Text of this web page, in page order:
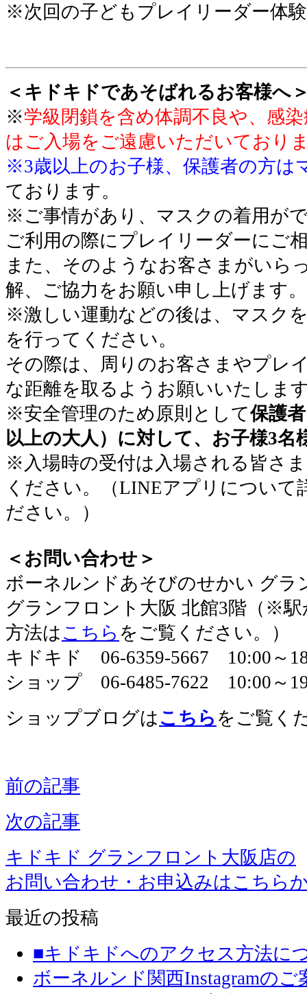
※次回の子どもプレイリーダー体
＜キドキドであそばれるお客様へ
※学級閉鎖を含め体調不良や、感
はご入場をご遠慮いただいており
※3歳以上のお子様、保護者の方は
ております。
※ご事情があり、マスクの着用が
ご利用の際にプレイリーダーにご
また、そのようなお客さまがいら
解、ご協力をお願い申し上げます。
※激しい運動などの後は、マスク
を行ってください。
その際は、周りのお客さまやプレ
な距離を取るようお願いいたしま
※安全管理のため原則として保護
以上の大人）に対して、お子様3名
※​入場時の受付は入場される皆さ
ください。（LINEアプリについて
ださい。）
＜お問い合わせ＞
ボーネルンドあそびのせかい グラ
グランフロント大阪 北館3階（※
方法は こちら をご覧ください。）
キドキド 06-6359-5667 10:00～
ショップ 06-6485-7622 10:00～
ショップブログは こちら をご覧く
前の記事
次の記事
キドキド グランフロント大阪店の
お問い合わせ・お申込みはこちら
最近の投稿
■キドキドへのアクセス方法に
ボーネルンド関西Instagramのご